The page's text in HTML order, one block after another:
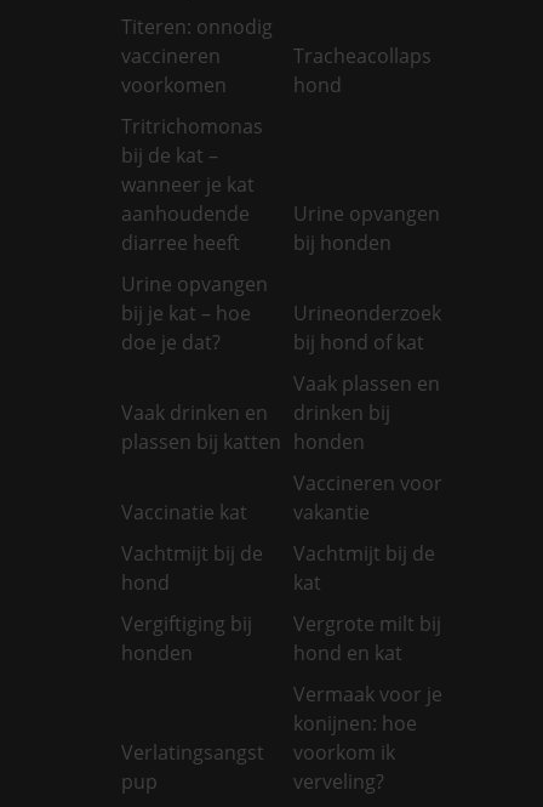
Titeren: onnodig
vaccineren
voorkomen
Tracheacollaps
hond
Tritrichomonas
bij de kat –
wanneer je kat
aanhoudende
diarree heeft
Urine opvangen
bij honden
Urine opvangen
bij je kat – hoe
doe je dat?
Urineonderzoek
bij hond of kat
Vaak drinken en
plassen bij katten
Vaak plassen en
drinken bij
honden
Vaccinatie kat
Vaccineren voor
vakantie
Vachtmijt bij de
hond
Vachtmijt bij de
kat
Vergiftiging bij
honden
Vergrote milt bij
hond en kat
Verlatingsangst
pup
Vermaak voor je
konijnen: hoe
voorkom ik
verveling?